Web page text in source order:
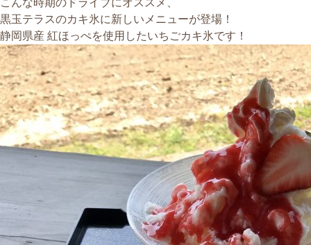
こんな時期のドライブにオススメ、
黒玉テラスのカキ氷に新しいメニューが登場！
静岡県産 紅ほっぺを使用したいちごカキ氷です！